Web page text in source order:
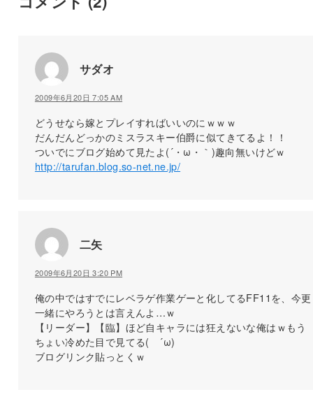
サダオ
2009年6月20日 7:05 AM
どうせなら嫁とプレイすればいいのにｗｗｗ
だんだんどっかのミスラスキー伯爵に似てきてるよ！！
ついでにブログ始めて見たよ(´・ω・｀)趣向無いけどｗ
http://tarufan.blog.so-net.ne.jp/
二矢
2009年6月20日 3:20 PM
俺の中ではすでにレベラゲ作業ゲーと化してるFF11を、今更
一緒にやろうとは言えんよ…ｗ
【リーダー】【臨】ほど自キャラには狂えないな俺はｗもう
ちょい冷めた目で見てる( ´ω)
ブログリンク貼っとくｗ